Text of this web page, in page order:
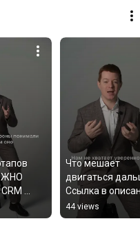
Что мешает
двигаться
Ссылка в
#shorts
44 views